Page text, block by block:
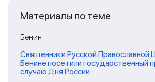
Материалы по теме
Бенин
Священники Русской Православной
Бенине посетили государственный
случаю Дня России